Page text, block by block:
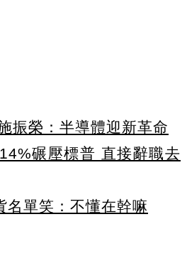
振榮：半導體迎新革命
碾壓標普 直接辭職去
名單笑：不懂在幹嘛